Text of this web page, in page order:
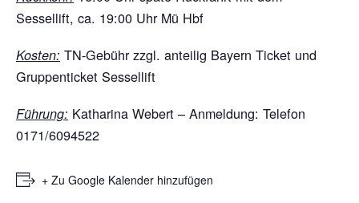
Sessellift, ca. 19:00 Uhr Mü Hbf
Kosten: TN-Gebühr zzgl. anteilig Bayern Ticket und
Gruppenticket Sessellift
Führung: Katharina Webert – Anmeldung: Telefon
0171/6094522
+ Zu Google Kalender hinzufügen